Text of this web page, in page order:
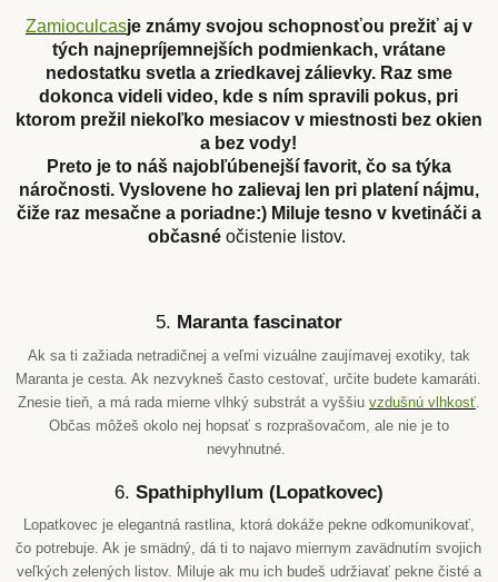
Zamioculcasje známy svojou schopnosťou prežiť aj v
tých najnepríjemnejších podmienkach, vrátane
nedostatku svetla a zriedkavej zálievky. Raz sme
dokonca videli video, kde s ním spravili pokus, pri
ktorom prežil niekoľko mesiacov v miestnosti bez okien
a bez vody!
Preto je to náš najobľúbenejší favorit, čo sa týka
náročnosti. Vyslovene ho zalievaj len pri platení nájmu,
čiže raz mesačne a poriadne:) Miluje tesno v kvetináči a
občasné očistenie listov.
5. Maranta fascinator
Ak sa ti zažiada netradičnej a veľmi vizuálne zaujímavej exotiky, tak
Maranta je cesta. Ak nezvykneš často cestovať, určite budete kamaráti.
Znesie tieň, a má rada mierne vlhký substrát a vyššiu vzdušnú vlhkosť.
Občas môžeš okolo nej hopsať s rozprašovačom, ale nie je to
nevyhnutné.
6. Spathiphyllum (Lopatkovec)
Lopatkovec je elegantná rastlina, ktorá dokáže pekne odkomunikovať,
čo potrebuje. Ak je smädný, dá ti to najavo miernym zavädnutím svojich
veľkých zelených listov. Miluje ak mu ich budeš udržiavať pekne čisté a